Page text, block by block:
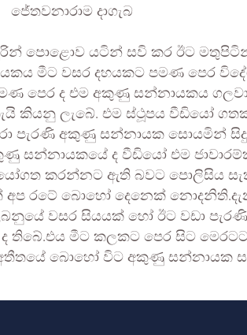
ජේතවනාරාම දාගැබ
පොළොව යටින් සවි කර ඊට
මීට වසර දහයකට පමණ පෙර
පෙර ද එම අකුණු සන්නායකය
කියනු ලැබේ. එම ස්ථූපය වීඩියෝ
පැරණි අකුණු සන්නායක සොයමින් සිදු
සන්නායකයේ ද වීඩියෝ එම
කරන්නට ඇති බවට පොලිසිය
අප රටේ බොහෝ දෙනෙක්
ලබනුයේ වසර සියයක් හෝ ඊට වඩා
තිබේ.එය මීට කලකට පෙර සිට
බොහෝ විට අකුණු සන්නායක